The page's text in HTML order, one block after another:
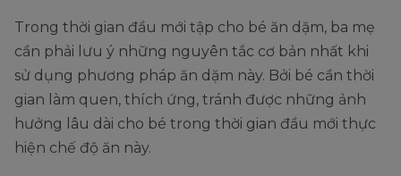
Trong thời gian đầu mới tập cho bé ăn dặm, ba mẹ
cần phải lưu ý những nguyên tắc cơ bản nhất khi
sử dụng phương pháp ăn dặm này. Bởi bé cần thời
gian làm quen, thích ứng, tránh được những ảnh
hưởng lâu dài cho bé trong thời gian đầu mới thực
hiện chế độ ăn này.